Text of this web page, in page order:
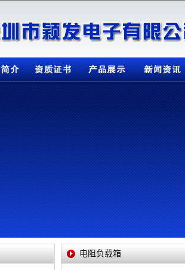
产品展示 新闻资讯 检测设备
电阻负载箱